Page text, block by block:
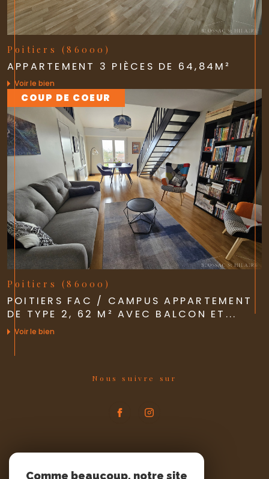
Poitiers (86000)
APPARTEMENT 3 PIÈCES DE 64,84M²
Voir le bien
COUP DE COEUR
Poitiers (86000)
POITIERS FAC / CAMPUS APPARTEMENT
DE TYPE 2, 62 M² AVEC BALCON ET...
Voir le bien
Nous suivre sur
PROPRIÉTAIRE
Comme beaucoup, notre site